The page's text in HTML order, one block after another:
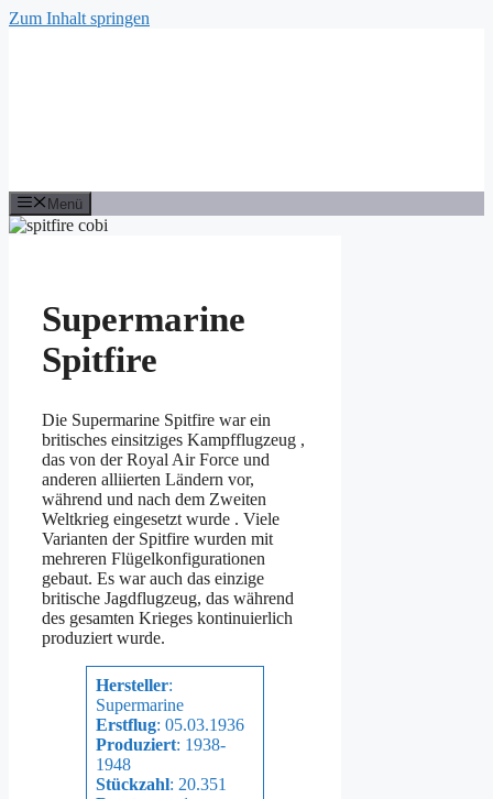
Zum Inhalt springen
Menü
Supermarine
Spitfire
Die Supermarine Spitfire war ein
britisches einsitziges Kampfflugzeug ,
das von der Royal Air Force und
anderen alliierten Ländern vor,
während und nach dem Zweiten
Weltkrieg eingesetzt wurde . Viele
Varianten der Spitfire wurden mit
mehreren Flügelkonfigurationen
gebaut. Es war auch das einzige
britische Jagdflugzeug, das während
des gesamten Krieges kontinuierlich
produziert wurde.
Hersteller:
Supermarine
Erstflug: 05.03.1936
Produziert: 1938-
1948
Stückzahl: 20.351